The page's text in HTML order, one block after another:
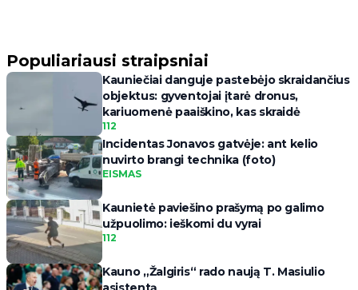
Populiariausi straipsniai
Kauniečiai danguje pastebėjo skraidančius
objektus: gyventojai įtarė dronus,
kariuomenė paaiškino, kas skraidė
112
Incidentas Jonavos gatvėje: ant kelio
nuvirto brangi technika (foto)
EISMAS
Kaunietė paviešino prašymą po galimo
užpuolimo: ieškomi du vyrai
112
Kauno „Žalgiris“ rado naują T. Masiulio